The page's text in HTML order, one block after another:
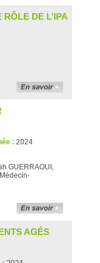
DE L’IPA
: 2024
GUERRAOUI,
AGÉS